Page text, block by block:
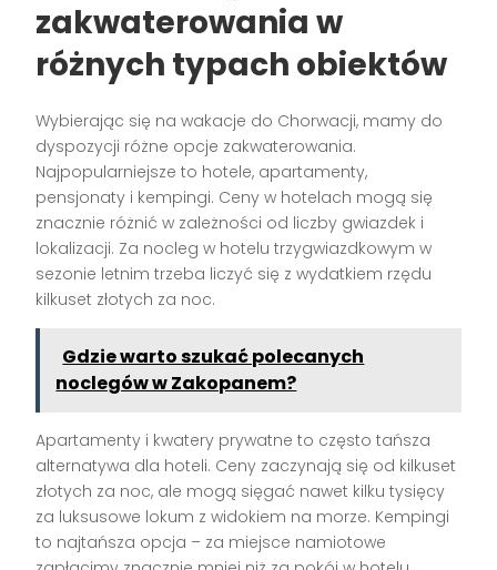
zakwaterowania w
różnych typach obiektów
Wybierając się na wakacje do Chorwacji, mamy do
dyspozycji różne opcje zakwaterowania.
Najpopularniejsze to hotele, apartamenty,
pensjonaty i kempingi. Ceny w hotelach mogą się
znacznie różnić w zależności od liczby gwiazdek i
lokalizacji. Za nocleg w hotelu trzygwiazdkowym w
sezonie letnim trzeba liczyć się z wydatkiem rzędu
kilkuset złotych za noc.
Gdzie warto szukać polecanych
noclegów w Zakopanem?
Apartamenty i kwatery prywatne to często tańsza
alternatywa dla hoteli. Ceny zaczynają się od kilkuset
złotych za noc, ale mogą sięgać nawet kilku tysięcy
za luksusowe lokum z widokiem na morze. Kempingi
to najtańsza opcja – za miejsce namiotowe